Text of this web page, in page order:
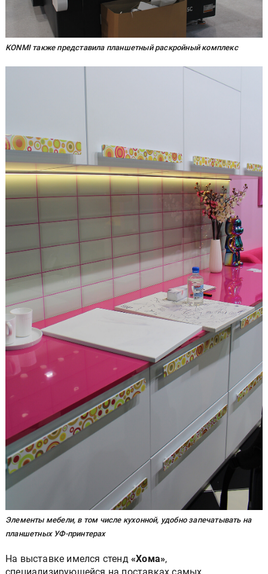
KONMI также представила планшетный раскройный комплекс
Элементы мебели, в том числе кухонной, удобно запечатывать на
планшетных УФ-принтерах
На выставке имелся стенд «Хома»,